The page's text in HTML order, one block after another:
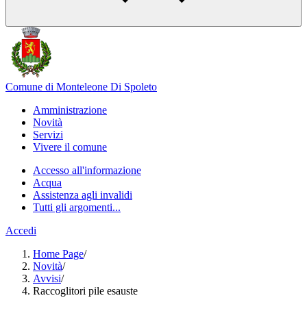
Comune di Monteleone Di Spoleto
Amministrazione
Novità
Servizi
Vivere il comune
Accesso all'informazione
Acqua
Assistenza agli invalidi
Tutti gli argomenti...
Accedi
Home Page/
Novità/
Avvisi/
Raccoglitori pile esauste